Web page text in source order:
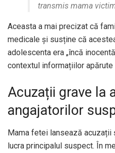
transmis mama
Aceasta a mai precizat că
medicale și susține că
adolescenta era „încă
contextul informațiilor
Acuzații grave la
angajatorilor
Mama fetei lansează acuzații
lucra principalul suspect. În